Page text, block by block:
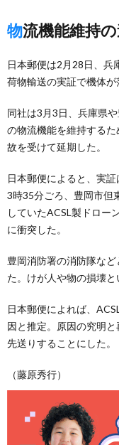
物流機能維持
日本郵便は2月28日、兵
荷物輸送の実証で機体が
同社は3月3日、兵庫県
の物流機能を維持する
故を受けて延期した。
日本郵便によると、実
3時35分ごろ、豊岡市但
していたACSL製ドロー
に衝突した。
豊岡消防署の消防隊な
た。けが人や物の損壊と
日本郵便によれば、
因と推定。原因の究明
先送りすることにした。
（藤原秀行）